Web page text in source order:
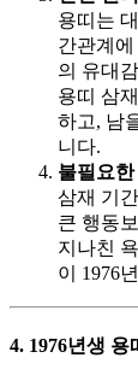
용띠는
간관계
의 유대
용띠 삼
하고, 남
니다.
불필요한
삼재 기
큰 행동
지나친
이 1976
4. 1976년생 용